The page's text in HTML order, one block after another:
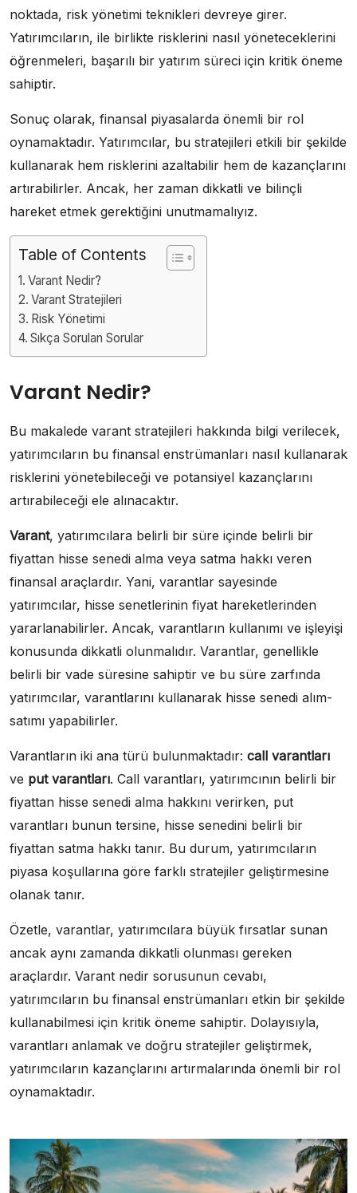
noktada, risk yönetimi teknikleri devreye girer.
Yatırımcıların, ile birlikte risklerini nasıl yöneteceklerini
öğrenmeleri, başarılı bir yatırım süreci için kritik öneme
sahiptir.
Sonuç olarak, finansal piyasalarda önemli bir rol
oynamaktadır. Yatırımcılar, bu stratejileri etkili bir şekilde
kullanarak hem risklerini azaltabilir hem de kazançlarını
artırabilirler. Ancak, her zaman dikkatli ve bilinçli
hareket etmek gerektiğini unutmamalıyız.
Table of Contents
Varant Nedir?
Varant Stratejileri
Risk Yönetimi
Sıkça Sorulan Sorular
Varant Nedir?
Bu makalede varant stratejileri hakkında bilgi verilecek,
yatırımcıların bu finansal enstrümanları nasıl kullanarak
risklerini yönetebileceği ve potansiyel kazançlarını
artırabileceği ele alınacaktır.
Varant, yatırımcılara belirli bir süre içinde belirli bir
fiyattan hisse senedi alma veya satma hakkı veren
finansal araçlardır. Yani, varantlar sayesinde
yatırımcılar, hisse senetlerinin fiyat hareketlerinden
yararlanabilirler. Ancak, varantların kullanımı ve işleyişi
konusunda dikkatli olunmalıdır. Varantlar, genellikle
belirli bir vade süresine sahiptir ve bu süre zarfında
yatırımcılar, varantlarını kullanarak hisse senedi alım-
satımı yapabilirler.
Varantların iki ana türü bulunmaktadır: call varantları
ve put varantları. Call varantları, yatırımcının belirli bir
fiyattan hisse senedi alma hakkını verirken, put
varantları bunun tersine, hisse senedini belirli bir
fiyattan satma hakkı tanır. Bu durum, yatırımcıların
piyasa koşullarına göre farklı stratejiler geliştirmesine
olanak tanır.
Özetle, varantlar, yatırımcılara büyük fırsatlar sunan
ancak aynı zamanda dikkatli olunması gereken
araçlardır. Varant nedir sorusunun cevabı,
yatırımcıların bu finansal enstrümanları etkin bir şekilde
kullanabilmesi için kritik öneme sahiptir. Dolayısıyla,
varantları anlamak ve doğru stratejiler geliştirmek,
yatırımcıların kazançlarını artırmalarında önemli bir rol
oynamaktadır.